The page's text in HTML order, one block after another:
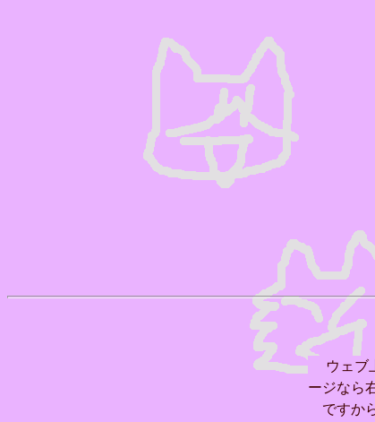
ウェブ
ージなら
ですか